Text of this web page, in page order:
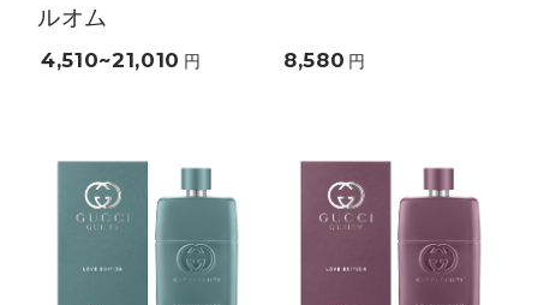
ルオム
4,510~21,010 円 8,580 円